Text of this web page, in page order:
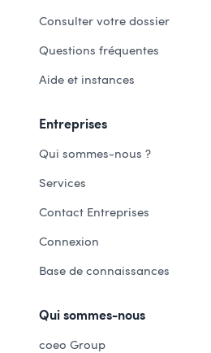
Consulter votre dossier
Questions fréquentes
Aide et instances
Entreprises
Qui sommes-nous ?
Services
Contact Entreprises
Connexion
Base de connaissances
Qui sommes-nous
coeo Group